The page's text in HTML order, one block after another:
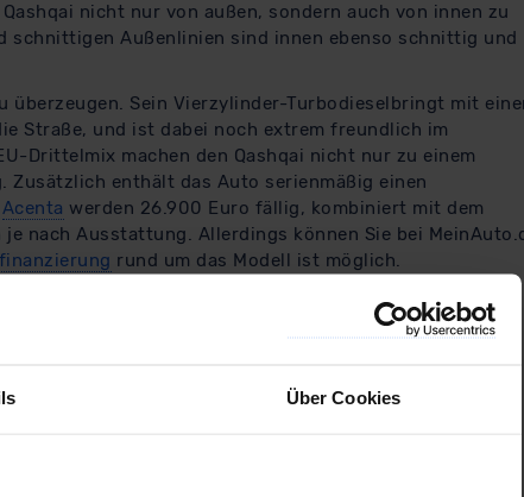
Über Cookies
nicht nur von außen, sondern auch von innen zu
schnittigen Außenlinien sind innen ebenso schnittig und
überzeugen. Sein Vierzylinder-Turbodieselbringt mit
Straße, und ist dabei noch extrem freundlich im
Drittelmix machen den Qashqai nicht nur zu einem
Zusätzlich enthält das Auto serienmäßig einen
Acenta werden 26.900 Euro fällig, kombiniert mit dem
nach Ausstattung. Allerdings können Sie bei
rund um das Modell ist möglich.
Gefährt
innovative Technik, leistungsstarke Motoren und ein
sehr guten Fähigkeiten im Gelände und letztendlich
Gefährt für die Familie und das Business. Des
gebrauchten Wagen in Deutschland. Aber
eine interessante, und vor allem kostengünstige und